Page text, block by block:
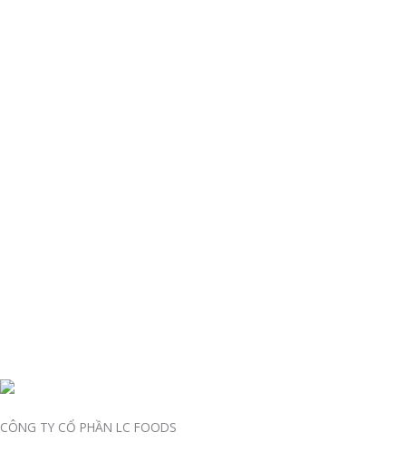
CÔNG TY CỔ PHẦN LC FOODS